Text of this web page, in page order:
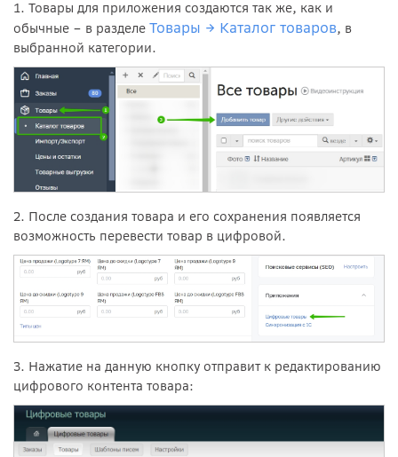
1. Товары для приложения создаются так же, как и
обычные – в разделе Товары → Каталог товаров, в
выбранной категории.
2. После создания товара и его сохранения появляется
возможность перевести товар в цифровой.
3. Нажатие на данную кнопку отправит к редактированию
цифрового контента товара: